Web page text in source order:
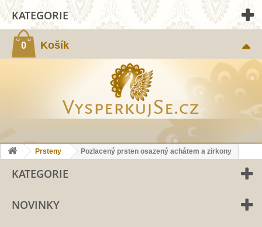
0 Košík
KATEGORIE
Prsteny Pozlacený prsten osazený achátem a zirkony
KATEGORIE
NOVINKY